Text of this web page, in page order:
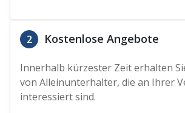
2 Kostenlose Angebote
Innerhalb kürzester Zeit erhalten
von Alleinunterhalter, die an Ihrer
interessiert sind.